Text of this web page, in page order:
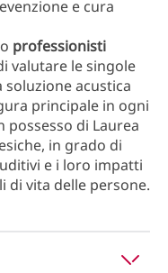
e cura
professionisti
valutare le singole
acustica
principale in ogni
di Laurea
in grado di
e i loro impatti
di vita delle persone.